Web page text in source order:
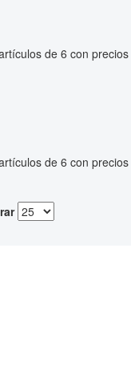
de 6 con precios
de 6 con precios